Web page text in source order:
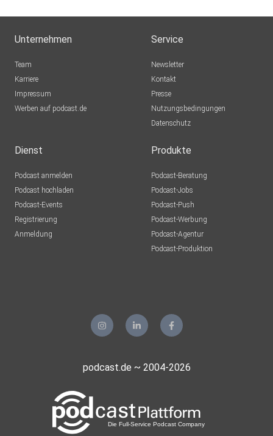
Unternehmen
Team
Karriere
Impressum
Werben auf podcast.de
Service
Newsletter
Kontakt
Presse
Nutzungsbedingungen
Datenschutz
Dienst
Podcast anmelden
Podcast hochladen
Podcast-Events
Registrierung
Anmeldung
Produkte
Podcast-Beratung
Podcast-Jobs
Podcast-Push
Podcast-Werbung
Podcast-Agentur
Podcast-Produktion
podcast.de ~ 2004-2026